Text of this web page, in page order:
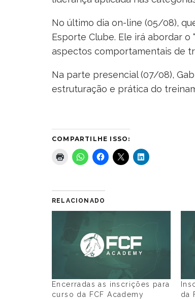
No último dia on-line (05/08),
Esporte Clube. Ele irá abordar
aspectos comportamentais de
Na parte presencial (07/08),
estruturação e prática do
COMPARTILHE ISSO:
RELACIONADO
Encerradas as inscrições para
curso da FCF Academy
da